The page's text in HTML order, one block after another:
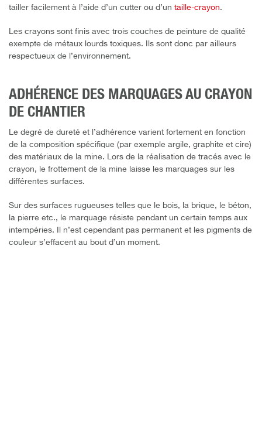
tailler facilement à l’aide d’un cutter ou d’un taille-crayon.
Les crayons sont finis avec trois couches de peinture de qualité
exempte de métaux lourds toxiques. Ils sont donc par ailleurs
respectueux de l’environnement.
ADHÉRENCE DES MARQUAGES AU CRAYON
DE CHANTIER
Le degré de dureté et l’adhérence varient fortement en fonction
de la composition spécifique (par exemple argile, graphite et cire)
des matériaux de la mine. Lors de la réalisation de tracés avec le
crayon, le frottement de la mine laisse les marquages sur les
différentes surfaces.
Sur des surfaces rugueuses telles que le bois, la brique, le béton,
la pierre etc., le marquage résiste pendant un certain temps aux
intempéries. Il n’est cependant pas permanent et les pigments de
couleur s’effacent au bout d’un moment.